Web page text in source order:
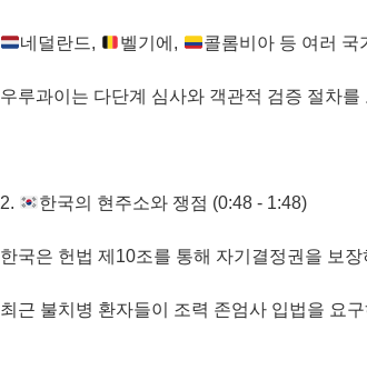
네덜란드, 벨기에, 콜롬비아 등 여러 국
우루과이는 다단계 심사와 객관적 검증 절차
2. 한국의 현주소와 쟁점 (0:48 - 1:48)
한국은 헌법 제10조를 통해 자기결정권을 보
최근 불치병 환자들이 조력 존엄사 입법을 요